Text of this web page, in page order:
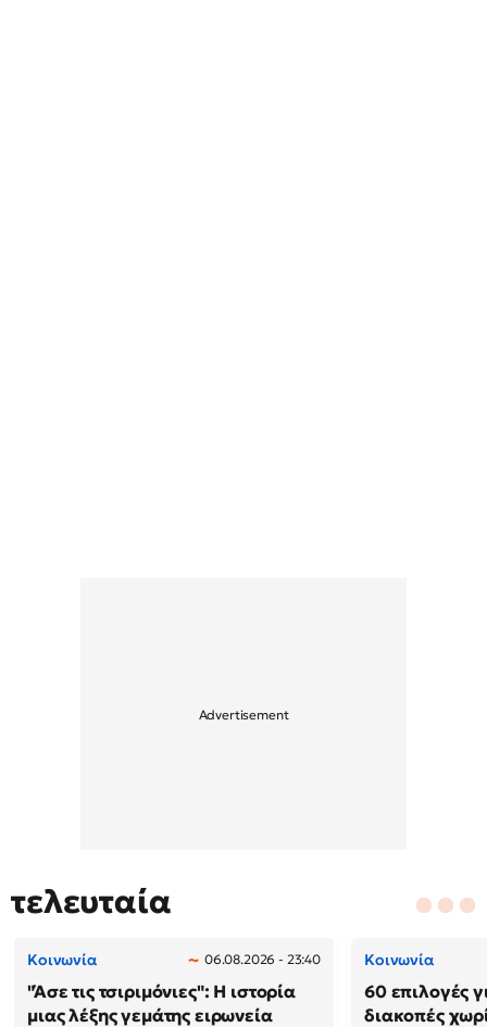
τελευταία
Κοινωνία 06.08.2026 - 23:40
"Άσε τις τσιριμόνιες": Η ιστορία
μιας λέξης γεμάτης ειρωνεία
Κοινωνία
60 επιλογές
διακοπές